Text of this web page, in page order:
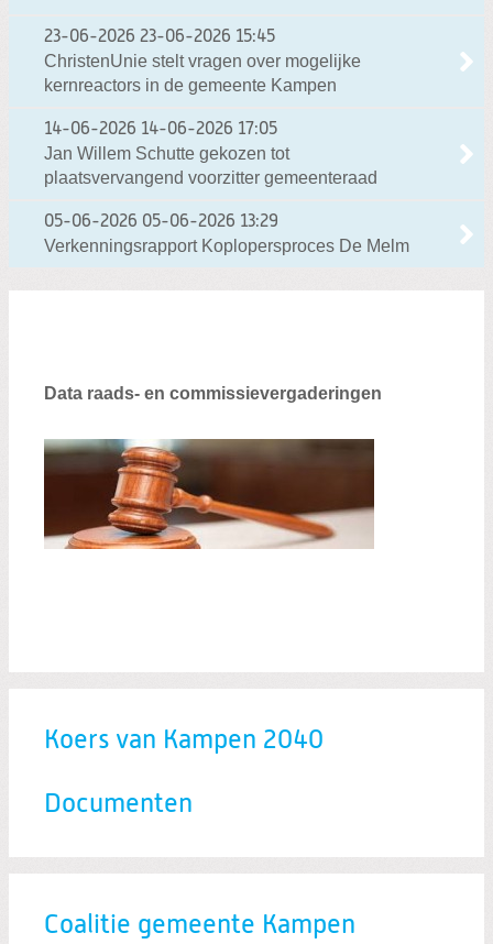
23-06-2026 23-06-2026 15:45
ChristenUnie stelt vragen over mogelijke
kernreactors in de gemeente Kampen
14-06-2026 14-06-2026 17:05
Jan Willem Schutte gekozen tot
plaatsvervangend voorzitter gemeenteraad
05-06-2026 05-06-2026 13:29
Verkenningsrapport Koplopersproces De Melm
Data raads- en commissievergaderingen
Koers van Kampen 2040
Documenten
Coalitie gemeente Kampen